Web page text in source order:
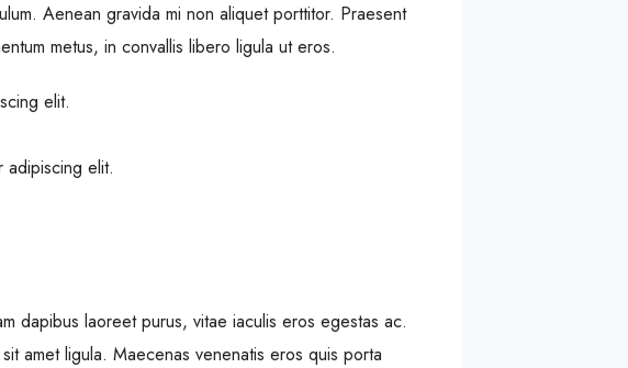
Aenean gravida mi non aliquet porttitor. Praesent
metus, in convallis libero ligula ut eros.
elit.
adipiscing elit.
dapibus laoreet purus, vitae iaculis eros egestas ac.
amet ligula. Maecenas venenatis eros quis porta